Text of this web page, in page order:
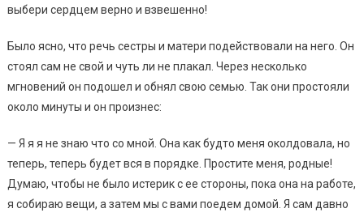
выбери сердцем верно и взвешенно!
Было ясно, что речь сестры и матери подействовали на него. Он
стоял сам не свой и чуть ли не плакал. Через несколько
мгновений он подошел и обнял свою семью. Так они простояли
около минуты и он произнес:
— Я я я не знаю что со мной. Она как будто меня околдовала, но
теперь, теперь будет вся в порядке. Простите меня, родные!
Думаю, чтобы не было истерик с ее стороны, пока она на работе,
я собираю вещи, а затем мы с вами поедем домой. Я сам давно